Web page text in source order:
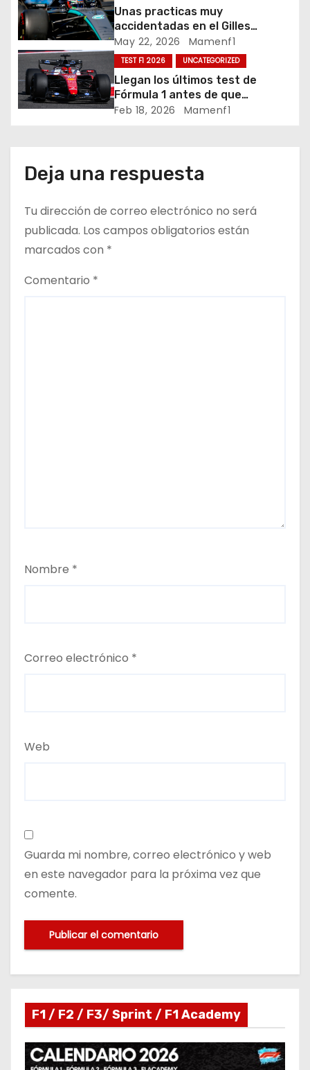
n
d
e
e
t
r
a
d
a
Unas practicas muy
accidentadas en el Gilles
Villeneuve deja a Fernando en
buena posición, ¿será real?… /
Crónica libes 1 GP Canadá
May 22, 2026 Mamenf1
TEST F1 2026 UNCATEGORIZED
Llegan los últimos test de
Fórmula 1 antes de que
comience la nueva temporada
Feb 18, 2026 Mamenf1
Deja una respuesta
Tu dirección de correo electrónico no será
publicada. Los campos obligatorios están
marcados con *
Comentario *
Nombre *
Correo electrónico *
Web
Guarda mi nombre, correo electrónico y web
en este navegador para la próxima vez que
comente.
F1 / F2 / F3/ Sprint / F1 Academy